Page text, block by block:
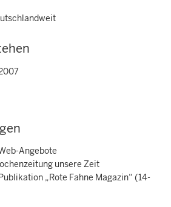
Angebote
unsere Zeit
„Rote Fahne Magazin“ (14-